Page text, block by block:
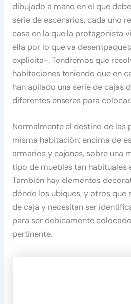
dibujado a mano en el que
serie de escenarios, cada uno
casa en la que la protagonista
ella por lo que va
explicita-. Tendremos que
habitaciones teniendo que en
han apilado una serie de cajas
diferentes enseres para colocar.
Normalmente el destino de las
misma habitación: encima de
armarios y cajones, sobre una
tipo de muebles tan habituales
También hay elementos
dónde los ubiques, y otros que
de caja y necesitan ser
para ser debidamente
pertinente.